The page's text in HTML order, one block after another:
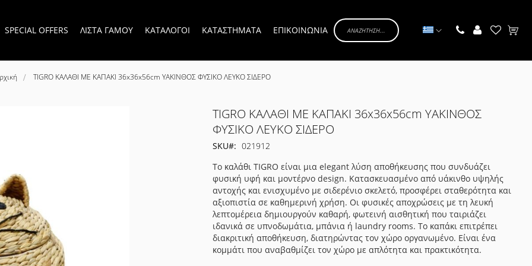
SPECIAL OFFERS ΛΙΣΤΑ ΓΑΜΟΥ ΚΑΤΑΛΟΓΟΙ ΚΑΤΑΣΤΗΜΑΤΑ ΕΠΙΚΟΙΝΩΝΙΑ
Γλώσσα
TIGRO ΚΑΛΑΘΙ ΜΕ ΚΑΠΑΚΙ 36x36x56cm ΥΑΚΙΝΘΟΣ ΦΥΣΙΚΟ ΛΕΥΚΟ ΣΙΔΕΡΟ
TIGRO ΚΑΛΑΘΙ ΜΕ ΚΑΠΑΚΙ 36x36x56cm ΥΑΚΙΝΘΟΣ
ΦΥΣΙΚΟ ΛΕΥΚΟ ΣΙΔΕΡΟ
SKU
021912
Το καλάθι TIGRO είναι μια elegant λύση αποθήκευσης που συνδυάζει
φυσική υφή και μοντέρνο design. Κατασκευασμένο από υάκινθο υψηλής
αντοχής και ενισχυμένο με σιδερένιο σκελετό, προσφέρει σταθερότητα και
αξιοπιστία σε καθημερινή χρήση. Οι φυσικές αποχρώσεις με τη λευκή
λεπτομέρεια δημιουργούν καθαρή, φωτεινή αισθητική που ταιριάζει
ιδανικά σε υπνοδωμάτια, μπάνια ή laundry rooms. Το καπάκι επιτρέπει
διακριτική αποθήκευση, διατηρώντας τον χώρο οργανωμένο. Είναι ένα
κομμάτι που αναβαθμίζει τον χώρο με απλότητα και πρακτικότητα.